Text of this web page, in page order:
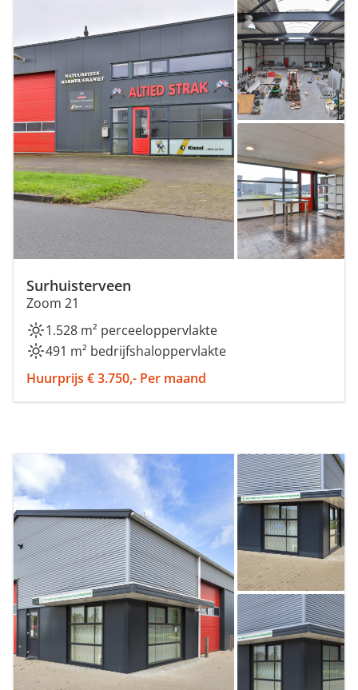
Surhuisterveen
Zoom 21
1.528 m² perceeloppervlakte
491 m² bedrijfshaloppervlakte
Huurprijs € 3.750,- Per maand